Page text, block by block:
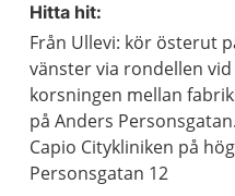
Hitta hit:
Från Ullevi: kör österut
vänster via rondellen
korsningen mellan
på Anders
Capio Citykliniken på
Personsgatan 12